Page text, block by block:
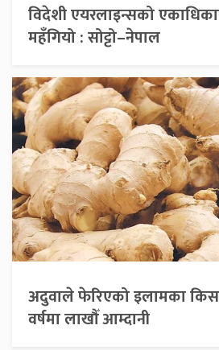
विदेशी एयरलाइन्सको
महँगियो : सोट्टो–नेपाल
अदुवाले फेरिएको इलामका
वर्षमा लाखौँ आम्दानी